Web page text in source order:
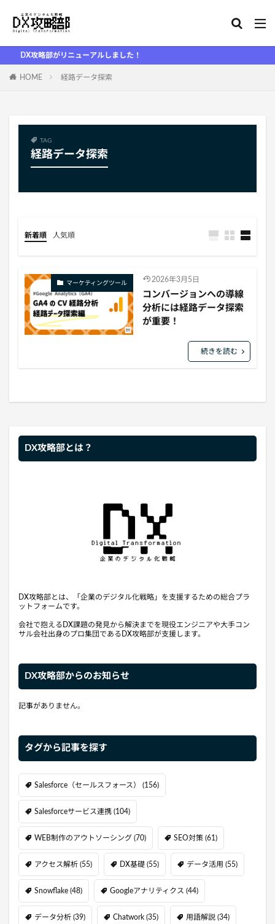
DX攻略部がリニューアルしました！
HOME 経路データ探索
TAG
経路データ探索
新着順 人気順
マーケティングツール 2026年3月5日
コンバージョンへの導線
分析には経路データ探索
が重要！
続きを読む
DX攻略部とは？
DX攻略部とは、「企業のデジタル化戦略」を支援するための総合プラ
ットフォームです。
会社で抱えるDX課題の発見から解決までを現役エンジニアや大手コン
サル会社出身のプロ集団であるDX攻略部が支援します。
DX攻略部からのお知らせ
記事がありません。
タグから記事を探す
Salesforce（セールスフォース） (156)
Salesforceサービス連携 (104)
WEB制作のアウトソーシング (70) SEO対策 (61)
アクセス解析 (55) DX基礎 (55) データ活用 (55)
Snowflake (48) Googleアナリティクス (44)
データ分析 (39) Chatwork (35) 用語解説 (34)